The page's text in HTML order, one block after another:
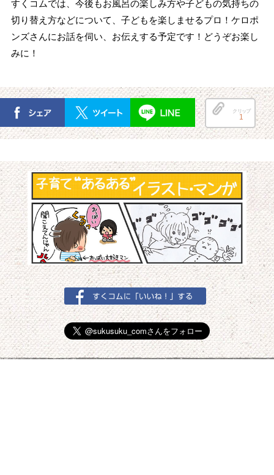
すくコムでは、今後もお風呂の楽しみ方や子どもの気持ちの
切り替え方などについて、子どもを楽しませるプロ！ケロポ
ンズさんにお話を伺い、お伝えする予定です！どうぞお楽し
みに！
クリップ
1